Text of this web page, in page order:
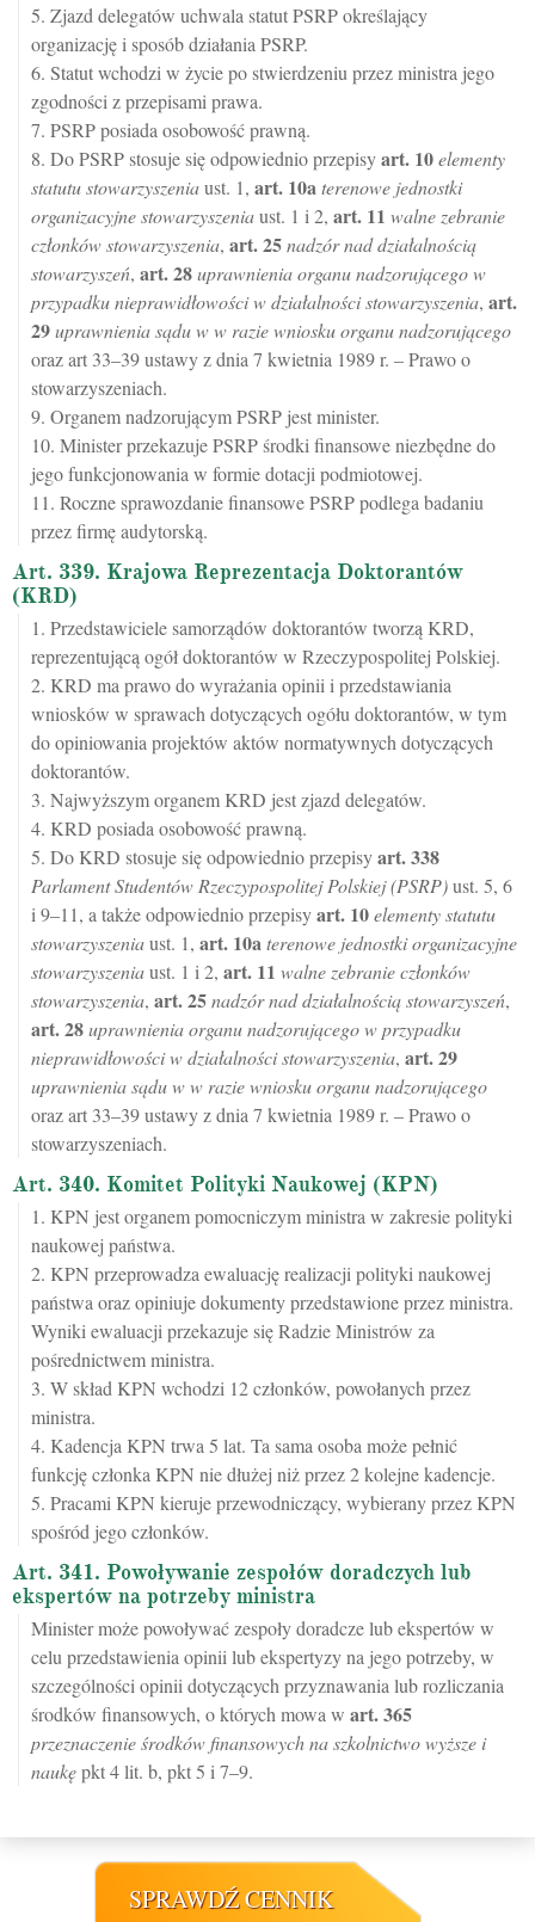
5. Zjazd delegatów uchwala statut PSRP określający
organizację i sposób działania PSRP.
6. Statut wchodzi w życie po stwierdzeniu przez ministra jego
zgodności z przepisami prawa.
7. PSRP posiada osobowość prawną.
8. Do PSRP stosuje się odpowiednio przepisyart. 10elementy
statutu stowarzyszeniaust. 1, art. 10aterenowe jednostki
organizacyjne stowarzyszeniaust. 1 i 2, art. 11 walne zebranie
członków stowarzyszenia, art.25nadzór nad działalnością
stowarzyszeń, art.28uprawnienia organu nadzorującego w
przypadku nieprawidłowości w działalności stowarzyszenia, art.
29uprawnienia sądu w w razie wniosku organu nadzorującego
oraz art 33–39 ustawy z dnia 7 kwietnia 1989 r. – Prawo o
stowarzyszeniach.
9. Organem nadzorującym PSRP jest minister.
10. Minister przekazuje PSRP środki finansowe niezbędne do
jego funkcjonowania w formie dotacji podmiotowej.
11. Roczne sprawozdanie finansowe PSRP podlega badaniu
przez firmę audytorską.
Art. 339. Krajowa Reprezentacja Doktorantów
(KRD)
1. Przedstawiciele samorządów doktorantów tworzą KRD,
reprezentującą ogół doktorantów w Rzeczypospolitej Polskiej.
2. KRD ma prawo do wyrażania opinii i przedstawiania
wniosków w sprawach dotyczących ogółu doktorantów, w tym
do opiniowania projektów aktów normatywnych dotyczących
doktorantów.
3. Najwyższym organem KRD jest zjazd delegatów.
4. KRD posiada osobowość prawną.
5. Do KRD stosuje się odpowiednio przepisyart.338
Parlament Studentów Rzeczypospolitej Polskiej (PSRP)ust. 5, 6
i 9–11, a także odpowiednio przepisyart. 10elementy statutu
stowarzyszeniaust. 1, art. 10aterenowe jednostki organizacyjne
stowarzyszeniaust. 1 i 2, art. 11 walne zebranie członków
stowarzyszenia, art.25nadzór nad działalnością stowarzyszeń,
art.28uprawnienia organu nadzorującego w przypadku
nieprawidłowości w działalności stowarzyszenia, art.29
uprawnienia sądu w w razie wniosku organu nadzorującego
oraz art 33–39 ustawy z dnia 7 kwietnia 1989 r. – Prawo o
stowarzyszeniach.
Art. 340. Komitet Polityki Naukowej (KPN)
1. KPN jest organem pomocniczym ministra w zakresie polityki
naukowej państwa.
2. KPN przeprowadza ewaluację realizacji polityki naukowej
państwa oraz opiniuje dokumenty przedstawione przez ministra.
Wyniki ewaluacji przekazuje się Radzie Ministrów za
pośrednictwem ministra.
3. W skład KPN wchodzi 12 członków, powołanych przez
ministra.
4. Kadencja KPN trwa 5 lat. Ta sama osoba może pełnić
funkcję członka KPN nie dłużej niż przez 2 kolejne kadencje.
5. Pracami KPN kieruje przewodniczący, wybierany przez KPN
spośród jego członków.
Art. 341. Powoływanie zespołów doradczych lub
ekspertów na potrzeby ministra
Minister może powoływać zespoły doradcze lub ekspertów w
celu przedstawienia opinii lub ekspertyzy na jego potrzeby, w
szczególności opinii dotyczących przyznawania lub rozliczania
środków finansowych, o których mowa w art.365
przeznaczenie środków finansowych na szkolnictwo wyższe i
naukępkt 4 lit. b, pkt 5 i 7–9.
SPRAWDŹ CENNIK